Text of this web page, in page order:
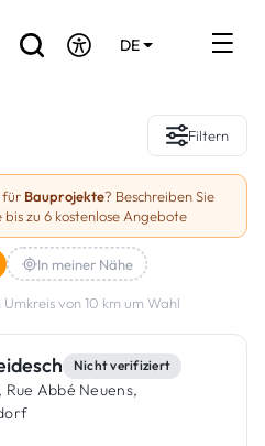
DE
Filtern
für Bauprojekte? Beschreiben Sie
zu 6 kostenlose Angebote
In meiner Nähe
Umkreis von 10 km um Wahl
Nicht verifiziert
Rue Abbé Neuens,